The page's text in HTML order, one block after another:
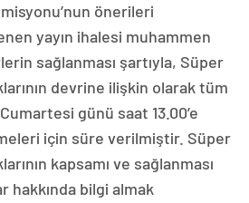
önerileri
yayın ihalesi muhammen
sağlanması şartıyla, Süper
devrine ilişkin olarak tüm
günü saat 13.00’e
için süre verilmiştir. Süper
kapsamı ve sağlanması
hakkında bilgi almak